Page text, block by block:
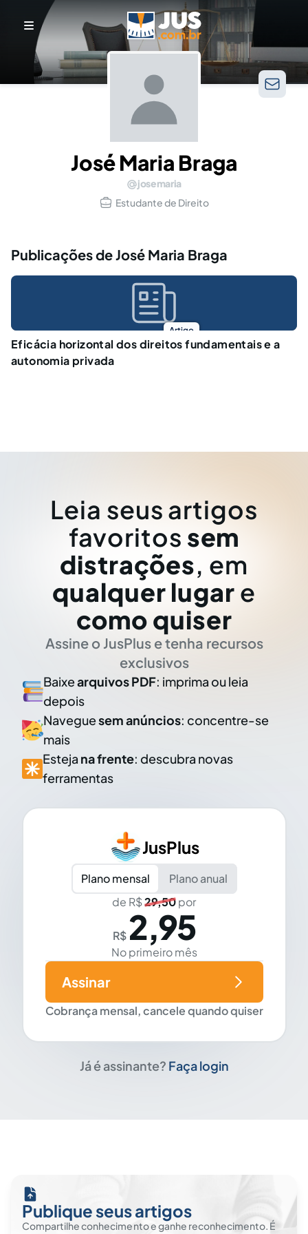
José Maria Braga
josemaria
Estudante de Direito
Publicações de José Maria Braga
Artigo
Eficácia horizontal dos direitos fundamentais e a
autonomia privada
Leia seus artigos
favoritos sem
distrações, em
qualquer lugar e
como quiser
Assine o JusPlus e tenha recursos
exclusivos
Baixearquivos PDF: imprima ou leia
depois
Naveguesem anúncios: concentre-se
mais
Esteja na frente: descubra novas
ferramentas
JusPlus
Plano mensal
Plano anual
de R$29,50por
R$ 2,95
No primeiro mês
Cobrança mensal, cancele quando quiser
Assinar
Já é assinante? Faça login
Publique seus artigos
Compartilhe conhecimento e ganhe reconhecimento. É